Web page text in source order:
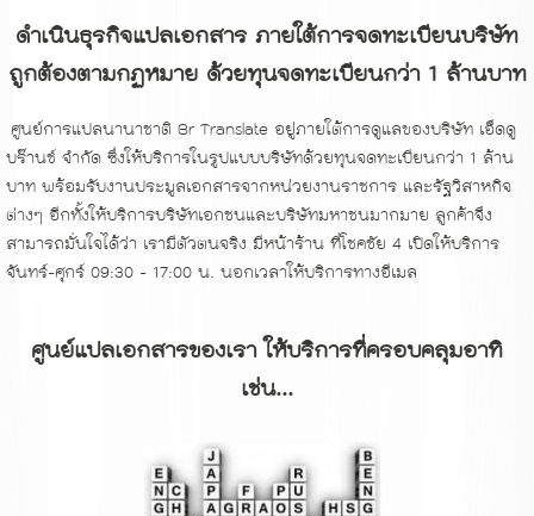
ดำเนินธุรกิจแปลเอกสาร ภายใต้การจดทะเบียนบริษัท
ถูกต้องตามกฏหมาย ด้วยทุนจดทะเบียนกว่า 1 ล้านบาท
ศูนย์การแปลนานาชาติ Br Translate อยู่ภายใต้การดูแลของบริษัท เอ็ดดู
บร๊านช์ จำกัด ซึ่งให้บริการในรูปแบบบริษัทด้วยทุนจดทะเบียนกว่า 1 ล้าน
บาท พร้อมรับงานประมูลเอกสารจากหน่วยงานราชการ และรัฐวิสาหกิจ
ต่างๆ อีกทั้งให้บริการบริษัทเอกชนและบริษัทมหาชนมากมาย ลูกค้าจึง
สามารถมั่นใจได้ว่า เรามีตัวตนจริง มีหน้าร้าน ที่โชคชัย 4 เปิดให้บริการ
จันทร์-ศุกร์ 09:30 - 17:00 น. นอกเวลาให้บริการทางอีเมล
ศูนย์แปลเอกสารของเรา ให้บริการที่ครอบคลุมอาทิ
เช่น...